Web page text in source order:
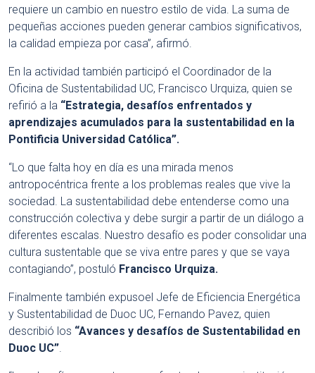
requiere un cambio en nuestro estilo de vida. La suma de
pequeñas acciones pueden generar cambios significativos,
la calidad empieza por casa”, afirmó.
En la actividad también participó el Coordinador de la
Oficina de Sustentabilidad UC, Francisco Urquiza, quien se
refirió a la “Estrategia, desafíos enfrentados y
aprendizajes acumulados para la sustentabilidad en la
Pontificia Universidad Católica”.
“Lo que falta hoy en día es una mirada menos
antropocéntrica frente a los problemas reales que vive la
sociedad. La sustentabilidad debe entenderse como una
construcción colectiva y debe surgir a partir de un diálogo a
diferentes escalas. Nuestro desafío es poder consolidar una
cultura sustentable que se viva entre pares y que se vaya
contagiando”, postuló Francisco Urquiza.
Finalmente también expusoel Jefe de Eficiencia Energética
y Sustentabilidad de Duoc UC, Fernando Pavez, quien
describió los “Avances y desafíos de Sustentabilidad en
Duoc UC”.